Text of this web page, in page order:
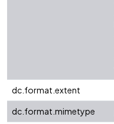
dc.format.extent
dc.format.mimetype